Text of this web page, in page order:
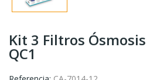
Kit 3 Filtros
QC1